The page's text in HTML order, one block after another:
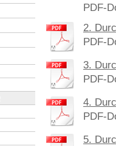
PDF-
2.
PDF-
3.
PDF-
4.
PDF-
5.